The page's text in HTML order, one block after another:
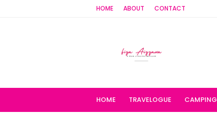
HOME ABOUT CONTACT
HOME TRAVELOGUE CAMPING